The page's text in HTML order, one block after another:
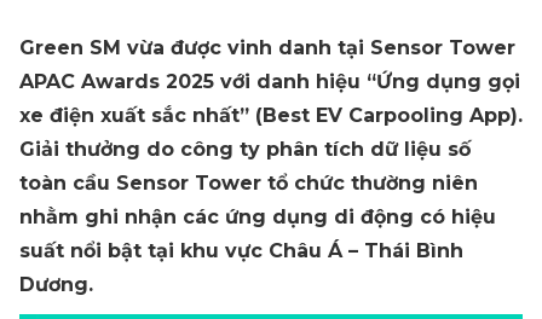
Green SM vừa được vinh danh tại Sensor Tower
APAC Awards 2025 với danh hiệu “Ứng dụng gọi
xe điện xuất sắc nhất” (Best EV Carpooling App).
Giải thưởng do công ty phân tích dữ liệu số
toàn cầu Sensor Tower tổ chức thường niên
nhằm ghi nhận các ứng dụng di động có hiệu
suất nổi bật tại khu vực Châu Á – Thái Bình
Dương.